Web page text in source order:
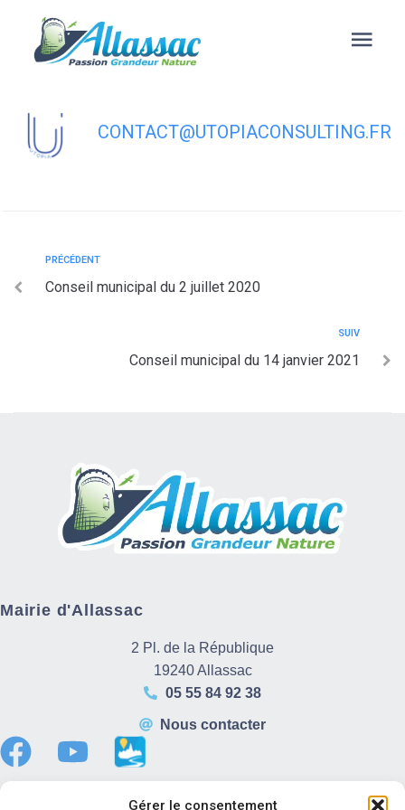
Gérer le consentement
principal
Conseil municipal du 31 mars 2021
CONTACT@UTOPIACONSULTING.FR
PRÉCÉDENT
Conseil municipal du 2 juillet 2020
SUIV
Conseil municipal du 14 janvier 2021
Mairie d'Allassac
2 Pl. de la République
19240 Allassac
05 55 84 92 38
Nous contacter